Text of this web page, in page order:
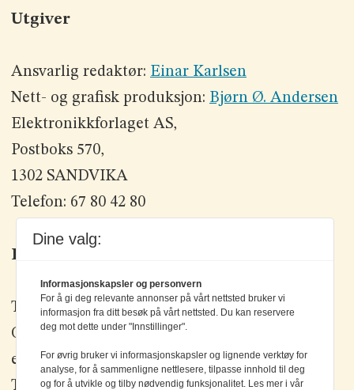
Utgiver
Ansvarlig redaktør: Einar Karlsen
Nett- og grafisk produksjon: Bjørn Ø. Andersen
Elektronikkforlaget AS,
Postboks 570,
1302 SANDVIKA
Telefon: 67 80 42 80
Kontakt oss
Tlf: +47 67 80 42 80
Olav Brunborgs vei 6, 1396 Billingstad
epost: elektronikk@elektronikkforlaget.no
Tips oss:tips@elektronikkforlaget.no
Dine valg:
Informasjonskapsler og personvern
For å gi deg relevante annonser på vårt nettsted bruker vi
informasjon fra ditt besøk på vårt nettsted. Du kan reservere
deg mot dette under "Innstillinger".
For øvrig bruker vi informasjonskapsler og lignende verktøy for
analyse, for å sammenligne nettlesere, tilpasse innhold til deg
og for å utvikle og tilby nødvendig funksjonalitet. Les mer i vår